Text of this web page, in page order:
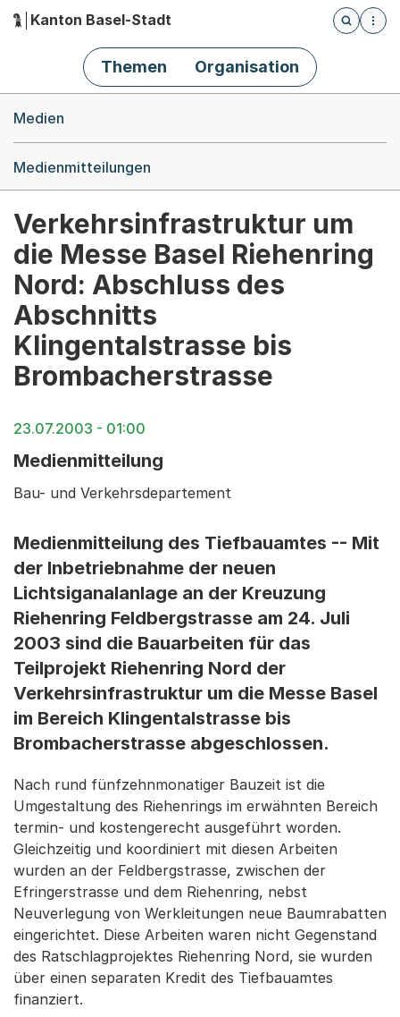
Hauptnavigation
Kanton Basel-Stadt
Öffnet
Themen Organisation
Medien
Medienmitteilungen
Verkehrsinfrastruktur um
die Messe Basel Riehenring
Nord: Abschluss des
Abschnitts
Klingentalstrasse bis
Brombacherstrasse
23.07.2003 - 01:00
Medienmitteilung
Bau- und Verkehrsdepartement
Medienmitteilung des Tiefbauamtes -- Mit
der Inbetriebnahme der neuen
Lichtsiganalanlage an der Kreuzung
Riehenring Feldbergstrasse am 24. Juli
2003 sind die Bauarbeiten für das
Teilprojekt Riehenring Nord der
Verkehrsinfrastruktur um die Messe Basel
im Bereich Klingentalstrasse bis
Brombacherstrasse abgeschlossen.
Nach rund fünfzehnmonatiger Bauzeit ist die
Umgestaltung des Riehenrings im erwähnten Bereich
termin- und kostengerecht ausgeführt worden.
Gleichzeitig und koordiniert mit diesen Arbeiten
wurden an der Feldbergstrasse, zwischen der
Efringerstrasse und dem Riehenring, nebst
Neuverlegung von Werkleitungen neue Baumrabatten
eingerichtet. Diese Arbeiten waren nicht Gegenstand
des Ratschlagprojektes Riehenring Nord, sie wurden
über einen separaten Kredit des Tiefbauamtes
finanziert.